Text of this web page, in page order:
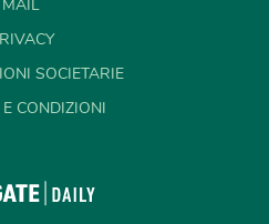
MAIL
SOCIETARIE
CONDIZIONI